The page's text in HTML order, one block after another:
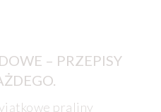
– PRZEPISY
praliny